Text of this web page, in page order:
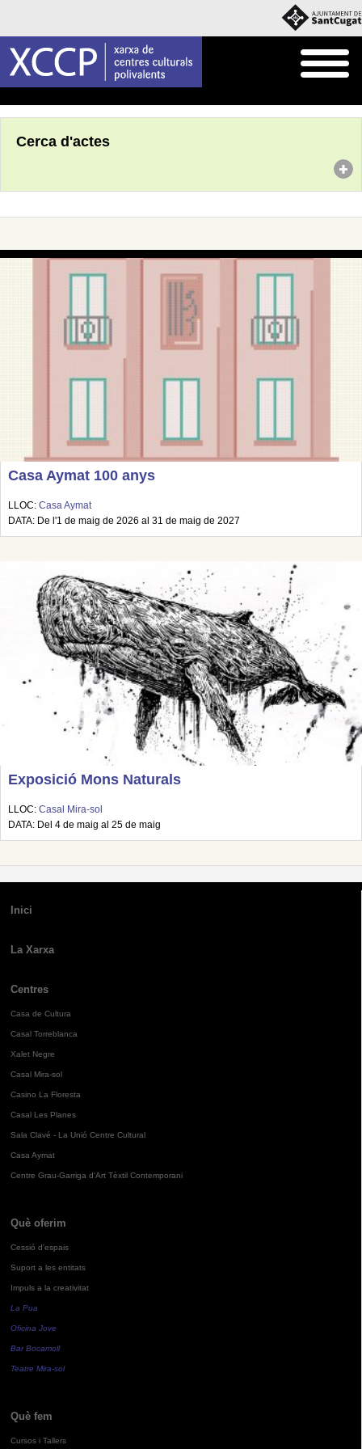
Cerca d'actes
Casa Aymat 100 anys
LLOC: Casa Aymat
DATA: De l'1 de maig de 2026 al 31 de maig de 2027
Exposició Mons Naturals
LLOC: Casal Mira-sol
DATA: Del 4 de maig al 25 de maig
Inici
La Xarxa
Centres
Casa de Cultura
Casal Torreblanca
Xalet Negre
Casal Mira-sol
Casino La Floresta
Casal Les Planes
Sala Clavé - La Unió Centre Cultural
Casa Aymat
Centre Grau-Garriga d'Art Tèxtil Contemporani
Què oferim
Cessió d'espais
Suport a les entitats
Impuls a la creativitat
La Pua
Oficina Jove
Bar Bocamoll
Teatre Mira-sol
Què fem
Cursos i Tallers